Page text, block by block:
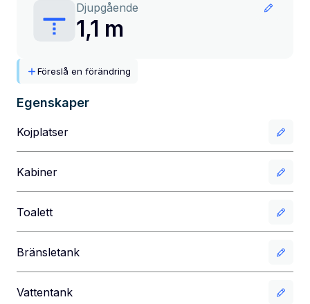
Djupgående
1,1 m
Föreslå en förändring
Egenskaper
Kojplatser
Kabiner
Toalett
Bränsletank
Vattentank